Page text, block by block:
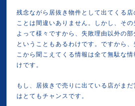
残念ながら居抜き物件として出てくる
ことは間違いありません。しかし、そ
よって様々ですから、失敗理由以外の
ということもあるわけです。ですから
こから聞こえてくる情報は全て無駄な
けです。
もし、居抜きで売りに出ている店がま
はとてもチャンスです。